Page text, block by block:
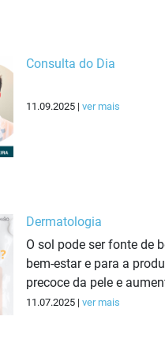
Consulta do Dia
11.09.2025 | ver mais
Dermatologia
O sol pode ser fonte de
bem-estar e para a
precoce da pele e
11.07.2025 | ver mais